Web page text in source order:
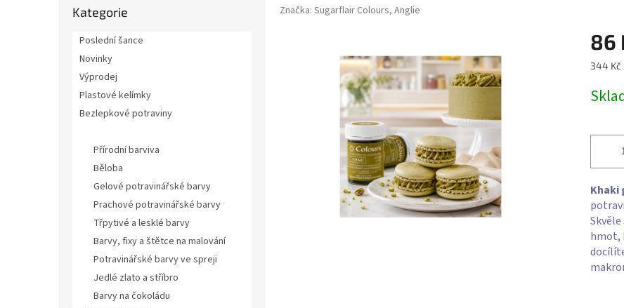
kategorie
Kategorie
Poslední šance
Novinky
Výprodej
Plastové kelímky
Bezlepkové potraviny
Přírodní barviva
Běloba
Gelové potravinářské barvy
Prachové potravinářské barvy
Třpytivé a lesklé barvy
Barvy, fixy a štětce na malování
Potravinářské barvy ve spreji
Jedlé zlato a stříbro
Barvy na čokoládu
Značka: Sugarflair Colours, Anglie
86
Měrná
344 Kč
Khaki
hmot,